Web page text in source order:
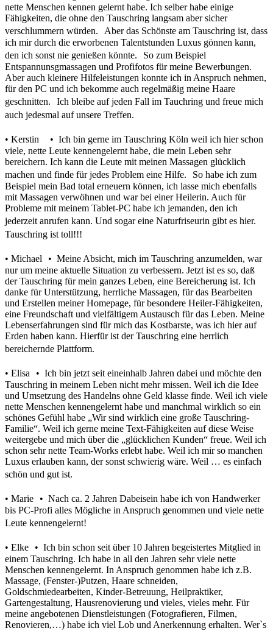
nette Menschen kennen gelernt habe. Ich selber habe einige
Fähigkeiten, die ohne den Tauschring langsam aber sicher
verschlummern würden. Aber das Schönste am Tauschring ist, dass
ich mir durch die erworbenen Talentstunden Luxus gönnen kann,
den ich sonst nie genießen könnte. So zum Beispiel
Entspannunsgmassagen und Profifotos für meine Bewerbungen.
Aber auch kleinere Hilfeleistungen konnte ich in Anspruch nehmen,
für den PC und ich bekomme auch regelmäßig meine Haare
geschnitten. Ich bleibe auf jeden Fall im Tauchring und freue mich
auch jedesmal auf unsere Treffen.
• Kerstin • Ich bin gerne im Tauschring Köln weil ich hier schon
viele, nette Leute kennengelernt habe, die mein Leben sehr
bereichern. Ich kann die Leute mit meinen Massagen glücklich
machen und finde für jedes Problem eine Hilfe. So habe ich zum
Beispiel mein Bad total erneuern können, ich lasse mich ebenfalls
mit Massagen verwöhnen und war bei einer Heilerin. Auch für
Probleme mit meinem Tablet-PC habe ich jemanden, den ich
jederzeit anrufen kann. Und sogar eine Naturfriseurin gibt es hier.
Tauschring ist toll!!!
• Michael • Meine Absicht, mich im Tauschring anzumelden, war
nur um meine aktuelle Situation zu verbessern. Jetzt ist es so, daß
der Tauschring für mein ganzes Leben, eine Bereicherung ist. Ich
danke für Unterstützung, herrliche Massagen, für das Bearbeiten
und Erstellen meiner Homepage, für besondere Heiler-Fähigkeiten,
eine Freundschaft und vielfältigem Austausch für das Leben. Meine
Lebenserfahrungen sind für mich das Kostbarste, was ich hier auf
Erden haben kann. Hierfür ist der Tauschring eine herrlich
bereichernde Plattform.
• Elisa • Ich bin jetzt seit eineinhalb Jahren dabei und möchte den
Tauschring in meinem Leben nicht mehr missen. Weil ich die Idee
und Umsetzung des Handelns ohne Geld klasse finde. Weil ich viele
nette Menschen kennengelernt habe und manchmal wirklich so ein
schönes Gefühl habe „Wir sind wirklich eine große Tauschring-
Familie“. Weil ich gerne meine Text-Fähigkeiten auf diese Weise
weitergebe und mich über die „glücklichen Kunden“ freue. Weil ich
schon sehr nette Team-Works erlebt habe. Weil ich mir so manchen
Luxus erlauben kann, der sonst schwierig wäre. Weil … es einfach
schön und gut ist.
• Marie • Nach ca. 2 Jahren Dabeisein habe ich von Handwerker
bis PC-Profi alles Mögliche in Anspruch genommen und viele nette
Leute kennengelernt!
• Elke • Ich bin schon seit über 10 Jahren begeistertes Mitglied in
einem Tauschring. Ich habe in all den Jahren sehr viele nette
Menschen kennengelernt. In Anspruch genommen habe ich z.B.
Massage, (Fenster-)Putzen, Haare schneiden,
Goldschmiedearbeiten, Kinder-Betreuung, Heilpraktiker,
Gartengestaltung, Hausrenovierung und vieles, vieles mehr. Für
meine angebotenen Dienstleistungen (Fotografieren, Filmen,
Renovieren,…) habe ich viel Lob und Anerkennung erhalten. Wer`s